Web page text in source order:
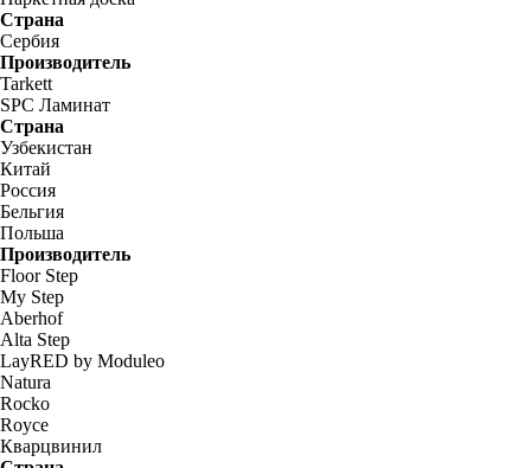
Страна
Сербия
Производитель
Tarkett
SPC Ламинат
Страна
Узбекистан
Китай
Россия
Бельгия
Польша
Производитель
Floor Step
My Step
Aberhof
Alta Step
LayRED by Moduleo
Natura
Rocko
Royce
Кварцвинил